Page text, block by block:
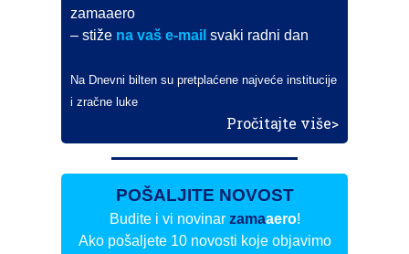
zamaaero
– stiže na vaš e-mail svaki radni dan
Na Dnevni bilten su pretplaćene najveće institucije
i zračne luke
Pročitajte više>
POŠALJITE NOVOST
Budite i vi novinar zamaaero!
Ako pošaljete 10 novosti koje objavimo